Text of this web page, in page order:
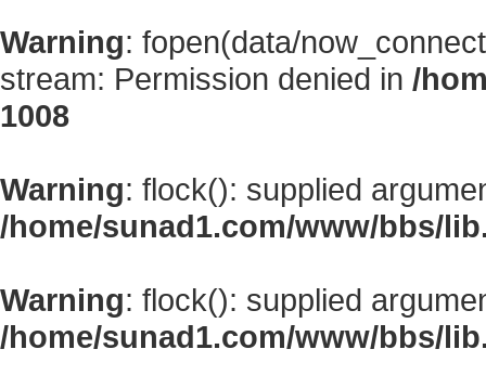
Warning: fopen(data/
stream: Permission denied in /
1008
Warning: flock(): supplied
/home/sunad1.com/www/bbs/
Warning: flock(): supplied
/home/sunad1.com/www/bbs/